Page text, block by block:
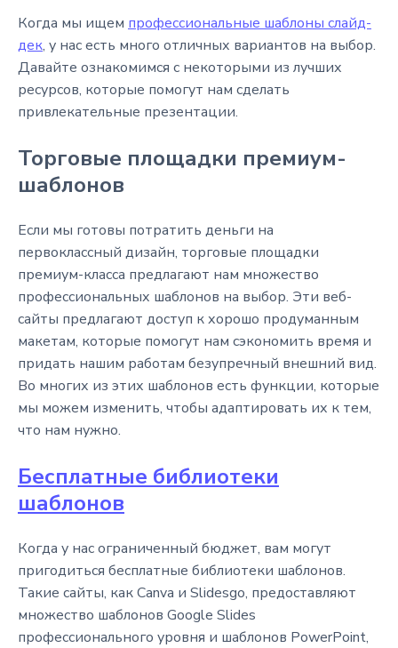
Когда мы ищем профессиональные шаблоны слайд-
дек, у нас есть много отличных вариантов на выбор.
Давайте ознакомимся с некоторыми из лучших
ресурсов, которые помогут нам сделать
привлекательные презентации.
Торговые площадки премиум-
шаблонов
Если мы готовы потратить деньги на
первоклассный дизайн, торговые площадки
премиум-класса предлагают нам множество
профессиональных шаблонов на выбор. Эти веб-
сайты предлагают доступ к хорошо продуманным
макетам, которые помогут нам сэкономить время и
придать нашим работам безупречный внешний вид.
Во многих из этих шаблонов есть функции, которые
мы можем изменить, чтобы адаптировать их к тем,
что нам нужно.
Бесплатные библиотеки
шаблонов
Когда у нас ограниченный бюджет, вам могут
пригодиться бесплатные библиотеки шаблонов.
Такие сайты, как Canva и Slidesgo, предоставляют
множество шаблонов Google Slides
профессионального уровня и шаблонов PowerPoint,